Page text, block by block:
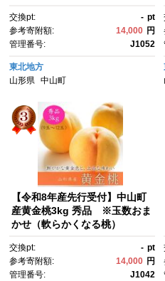
交換pt: - pt
参考寄附額:
14,000 円
管理番号:
J1052
東北地方
山形県
中山町
【令和8年産先行受付】中山町
産黄金桃3kg 秀品 ※玉数おま
かせ（軟らかくなる桃）
交換pt: - pt
参考寄附額:
14,000 円
管理番号:
J1042